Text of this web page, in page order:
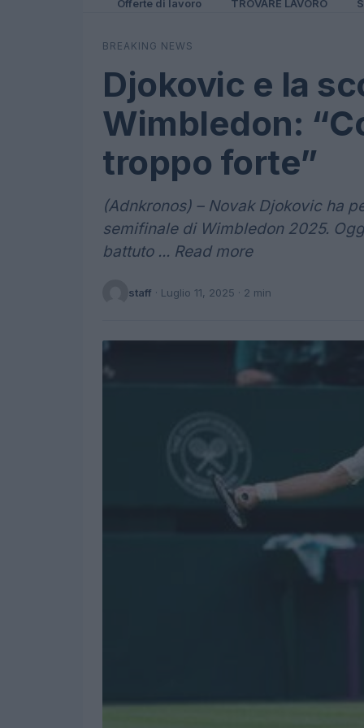
Offerte di lavoro TROVARE LAVORO
BREAKING NEWS
Djokovic e la
Wimbledon:
troppo forte”
(Adnkronos) – Novak Djokovic ha
semifinale di Wimbledon 2025.
battuto ... Read more
staff · Luglio 11, 2025 · 2 min